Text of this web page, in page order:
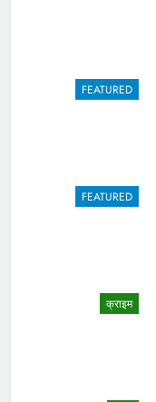
FEATURED
FEATURED
क्राइम